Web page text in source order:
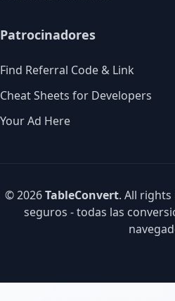
Patrocinadores
Find Referral Code & Link
Cheat Sheets for Developers
Your Ad Here
© 2026TableConvert. All rights
seguros - todas las